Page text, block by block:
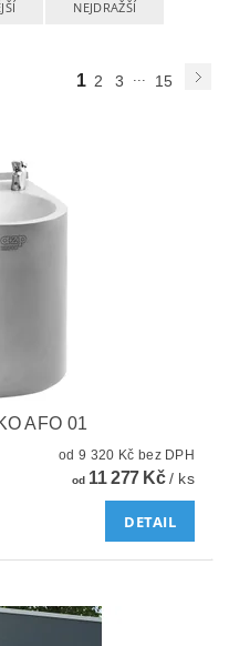
NEJDRAŽŠÍ
1 2 3 ...
15
AFO 01
od 9 320 Kč bez DPH
od11 277 Kč/ ks
DETAIL